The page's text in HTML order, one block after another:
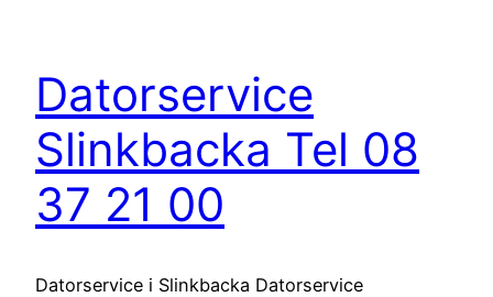
Datorservice
Slinkbacka Tel 08
37 21 00
Datorservice i Slinkbacka Datorservice